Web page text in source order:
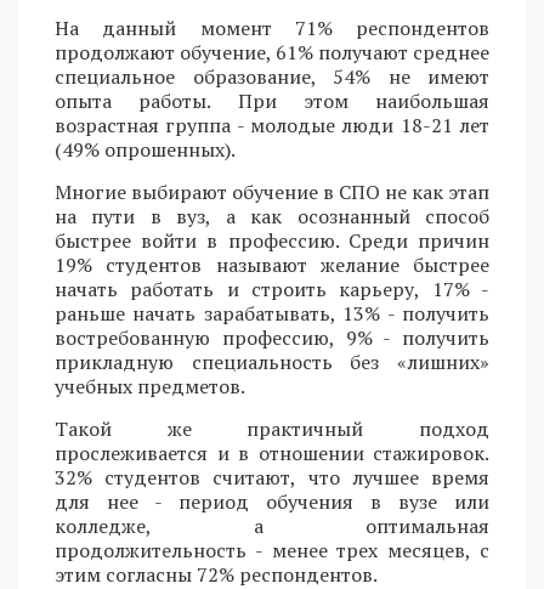
На данный момент 71% респондентов
продолжают обучение, 61% получают среднее
специальное образование, 54% не имеют
опыта работы. При этом наибольшая
возрастная группа - молодые люди 18-21 лет
(49% опрошенных).
Многие выбирают обучение в СПО не как этап
на пути в вуз, а как осознанный способ
быстрее войти в профессию. Среди причин
19% студентов называют желание быстрее
начать работать и строить карьеру, 17% -
раньше начать зарабатывать, 13% - получить
востребованную профессию, 9% - получить
прикладную специальность без «лишних»
учебных предметов.
Такой же практичный подход
прослеживается и в отношении стажировок.
32% студентов считают, что лучшее время
для нее - период обучения в вузе или
колледже, а оптимальная
продолжительность - менее трех месяцев, с
этим согласны 72% респондентов.